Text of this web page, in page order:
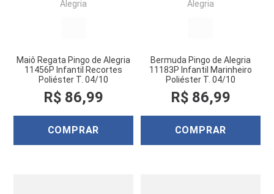
Alegria
Maiô Regata Pingo de Alegria
11456P Infantil Recortes
Poliéster T. 04/10
R$ 86,99
COMPRAR
Alegria
Bermuda Pingo de Alegria
11183P Infantil Marinheiro
Poliéster T. 04/10
R$ 86,99
COMPRAR